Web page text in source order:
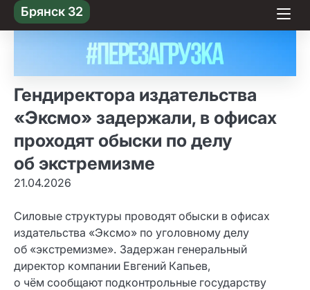
Skip
to content
Брянск 32
Гендиректора издательства
«Эксмо» задержали, в офисах
проходят обыски по делу
об экстремизме
21.04.2026
Силовые структуры проводят обыски в офисах
издательства «Эксмо» по уголовному делу
об «экстремизме». Задержан генеральный
директор компании Евгений Капьев,
о чём сообщают подконтрольные государству